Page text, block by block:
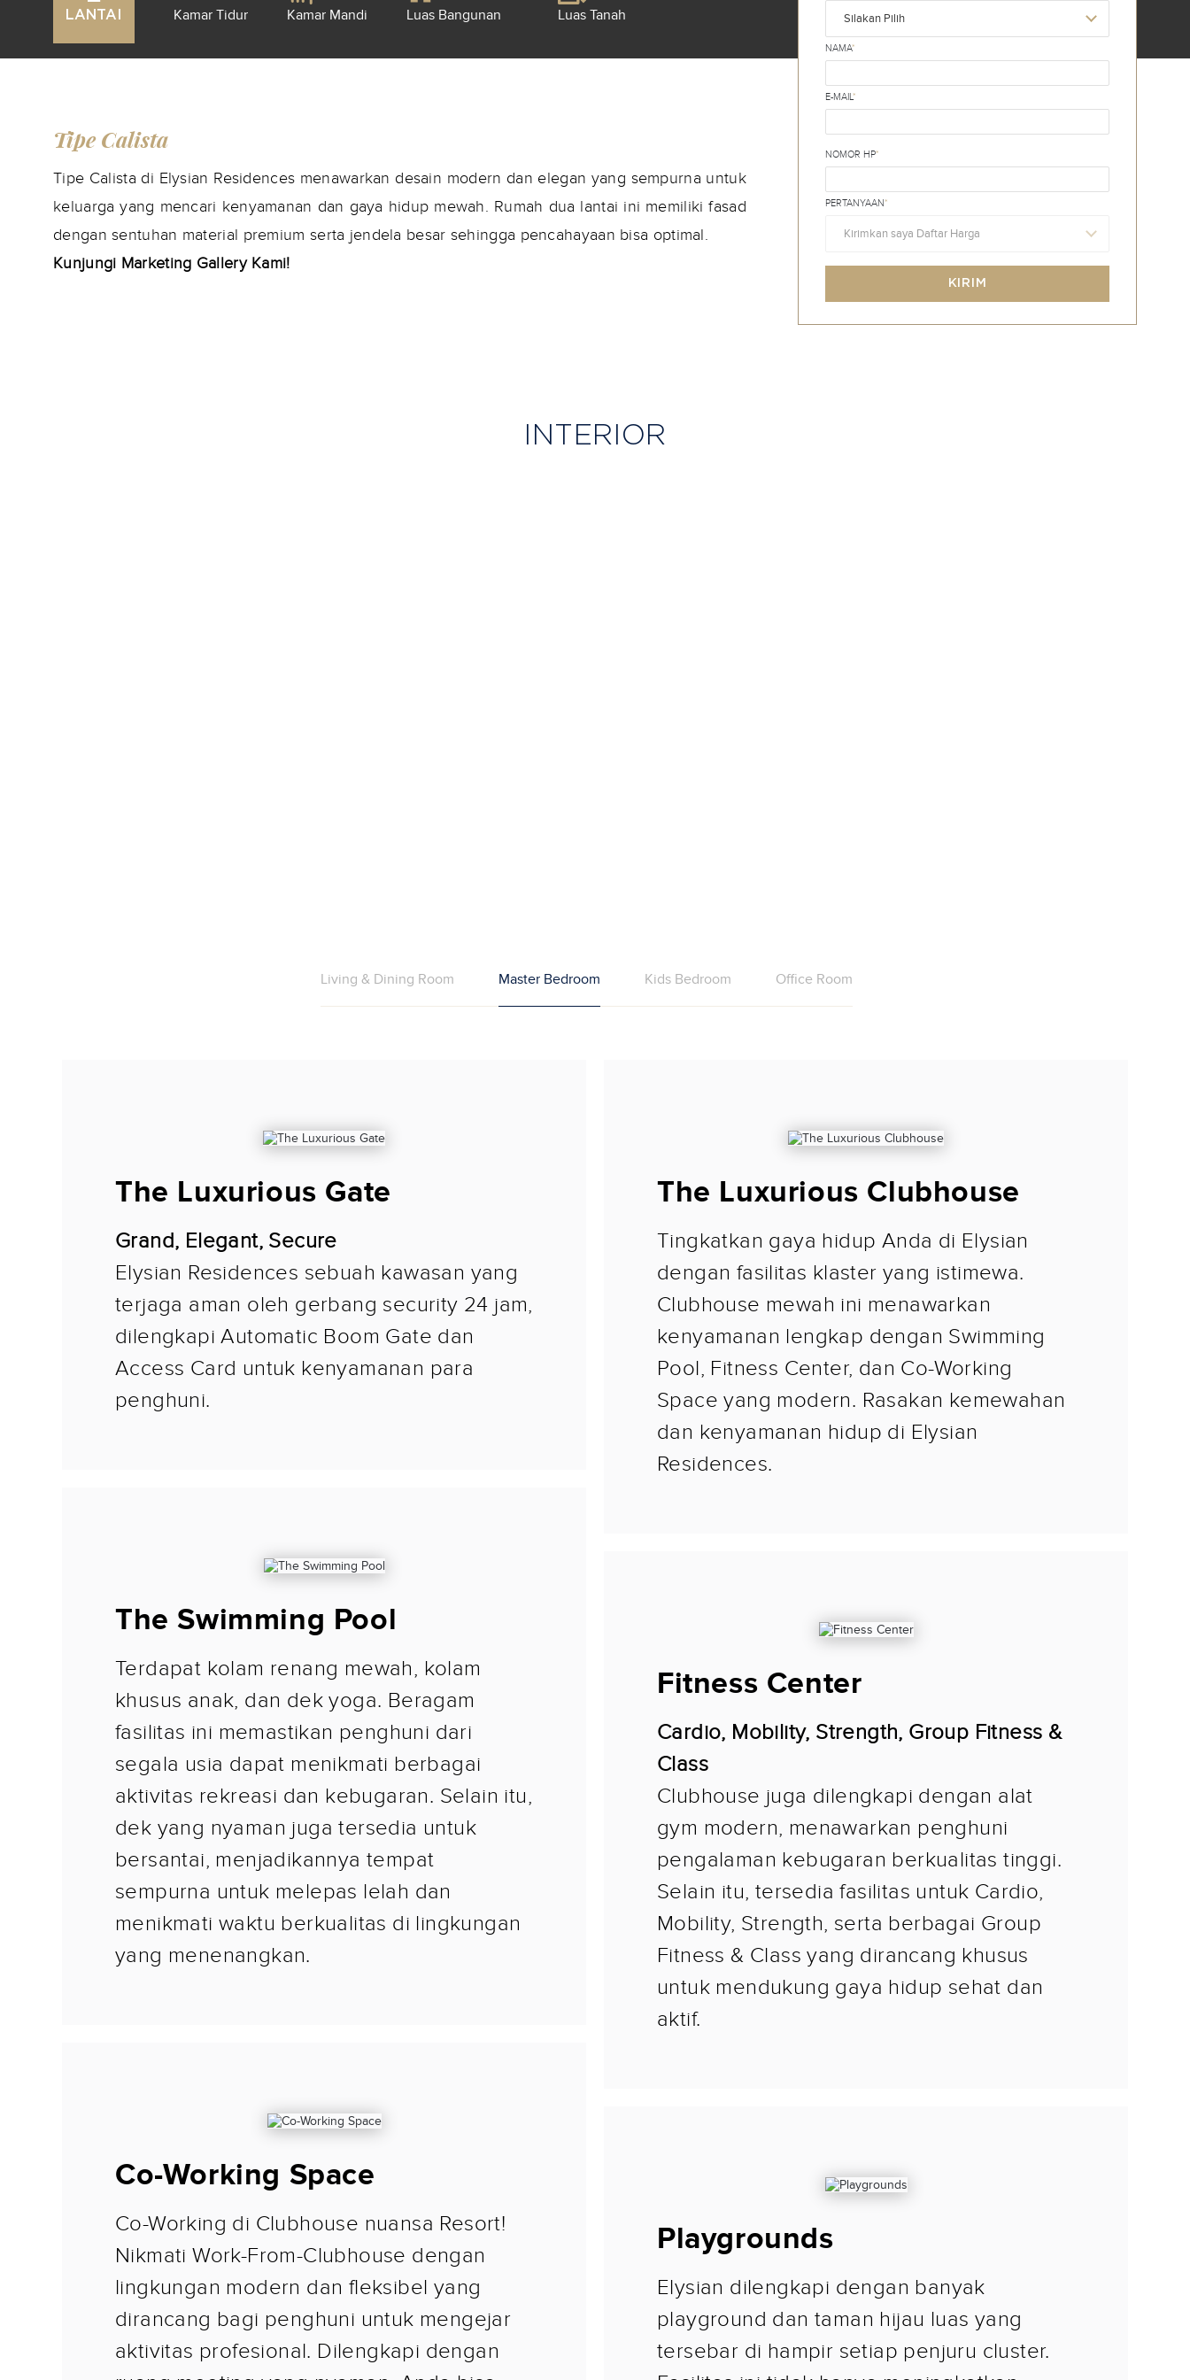
LANTAI Kamar Tidur Kamar Mandi Luas Bangunan Luas Tanah Silakan Pilih
NAMA*
E-MAIL*
NOMOR HP*
PERTANYAAN*
Kirimkan saya Daftar Harga
KIRIM
Tipe Calista
Tipe Calista di Elysian Residences menawarkan desain modern dan elegan yang sempurna untuk
keluarga yang mencari kenyamanan dan gaya hidup mewah. Rumah dua lantai ini memiliki fasad
dengan sentuhan material premium serta jendela besar sehingga pencahayaan bisa optimal.
Kunjungi Marketing Gallery Kami!
INTERIOR
Living & Dining Room Master Bedroom Kids Bedroom Office Room
The Luxurious Gate
Grand, Elegant, Secure
Elysian Residences sebuah kawasan yang
terjaga aman oleh gerbang security 24 jam,
dilengkapi Automatic Boom Gate dan
Access Card untuk kenyamanan para
penghuni.
The Swimming Pool
Terdapat kolam renang mewah, kolam
khusus anak, dan dek yoga. Beragam
fasilitas ini memastikan penghuni dari
segala usia dapat menikmati berbagai
aktivitas rekreasi dan kebugaran. Selain itu,
dek yang nyaman juga tersedia untuk
bersantai, menjadikannya tempat
sempurna untuk melepas lelah dan
menikmati waktu berkualitas di lingkungan
yang menenangkan.
Co-Working Space
Co-Working di Clubhouse nuansa Resort!
Nikmati Work-From-Clubhouse dengan
lingkungan modern dan fleksibel yang
dirancang bagi penghuni untuk mengejar
aktivitas profesional. Dilengkapi dengan
The Luxurious Clubhouse
Tingkatkan gaya hidup Anda di Elysian
dengan fasilitas klaster yang istimewa.
Clubhouse mewah ini menawarkan
kenyamanan lengkap dengan Swimming
Pool, Fitness Center, dan Co-Working
Space yang modern. Rasakan kemewahan
dan kenyamanan hidup di Elysian
Residences.
Fitness Center
Cardio, Mobility, Strength, Group Fitness &
Class
Clubhouse juga dilengkapi dengan alat
gym modern, menawarkan penghuni
pengalaman kebugaran berkualitas tinggi.
Selain itu, tersedia fasilitas untuk Cardio,
Mobility, Strength, serta berbagai Group
Fitness & Class yang dirancang khusus
untuk mendukung gaya hidup sehat dan
aktif.
Playgrounds
Elysian dilengkapi dengan banyak
playground dan taman hijau luas yang
tersebar di hampir setiap penjuru cluster.